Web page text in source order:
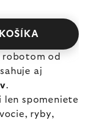
robotom od
aj
.
len spomeniete
ryby,